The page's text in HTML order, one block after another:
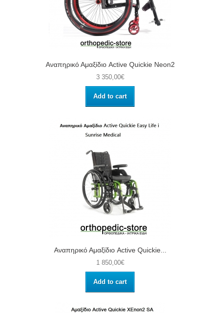
Αναπηρικό Αμαξίδιο Active Quickie Neon2
3 350,00€
Add to cart
Αναπηρικό Αμαξίδιο Active Quickie...
1 850,00€
Add to cart